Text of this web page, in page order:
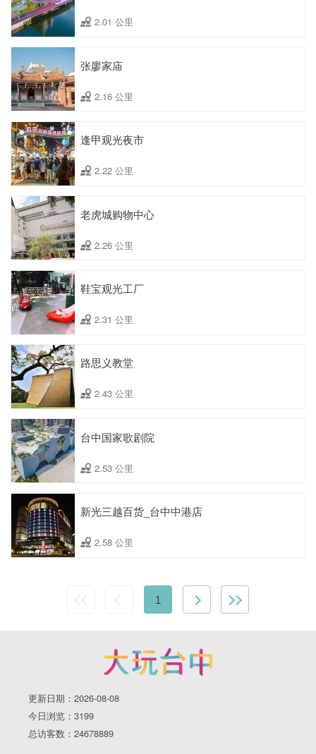
2.01 公里
张廖家庙
2.16 公里
逢甲观光夜市
2.22 公里
老虎城购物中心
2.26 公里
鞋宝观光工厂
2.31 公里
路思义教堂
2.43 公里
台中国家歌剧院
2.53 公里
新光三越百货_台中中港店
2.58 公里
1
更新日期：2026-08-08
今日浏览：3199
总访客数：24678889